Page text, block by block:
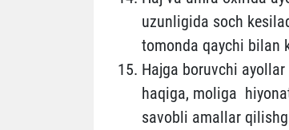
uzunligida soch
tomonda qaychi bilan
Hajga boruvchi
haqiga, moliga
savobli amallar